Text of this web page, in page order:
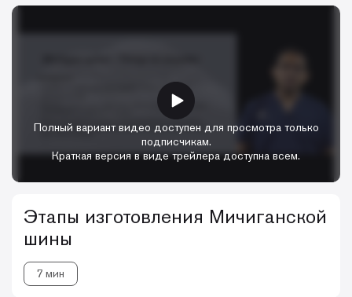
Полный вариант видео доступен для просмотра только
подписчикам.
Краткая версия в виде трейлера доступна всем.
Этапы изготовления Мичиганской
шины
7 мин
Отмена